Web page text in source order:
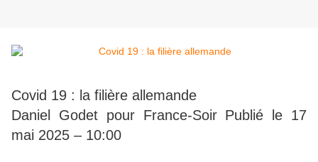
Covid 19 : la filière allemande
Daniel Godet pour France-Soir Publié le 17
mai 2025 – 10:00